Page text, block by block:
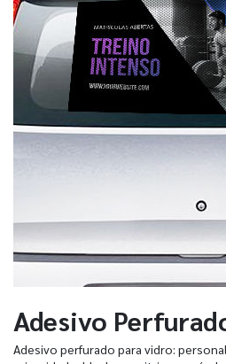
Adesivo
Adesivo perfurado para vidro: